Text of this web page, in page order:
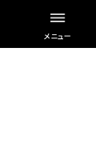
メニュー